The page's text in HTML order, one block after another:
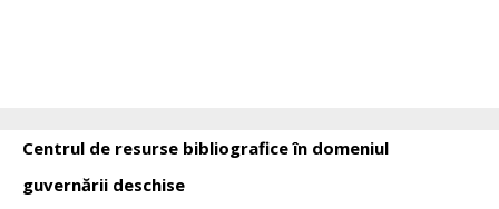
Centrul de resurse bibliografice în domeniul
guvernării deschise